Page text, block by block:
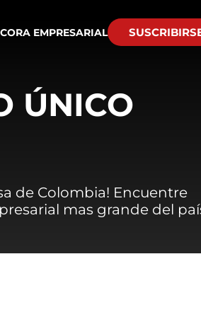
EMPRESARIAL
ÚNICO
de Colombia! Encuentre
mas grande del